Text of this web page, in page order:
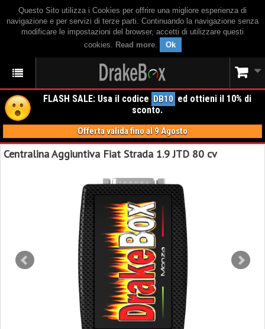
Questo Sito utilizza i Cookies per offrire una migliore esperienza di
navigazione e per servizi di terze parti. Continuando la navigazione senza
modificare le impostazioni del browser, accetti di utilizzare questi
cookies. Read more. Ok
FLASH SALE: Usa il codice DB10 ed ottieni il 10% di
sconto.
Offerta valida fino al 9 Agosto
Centralina Aggiuntiva Fiat Strada 1.9 JTD 80 cv